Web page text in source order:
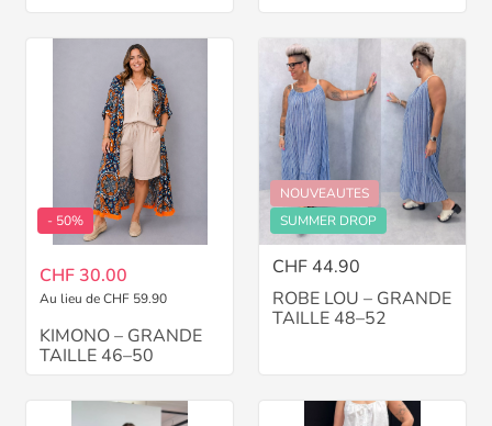
- 50%
CHF 30.00
Au lieu de CHF 59.90
KIMONO – GRANDE
TAILLE 46–50
NOUVEAUTES
SUMMER DROP
CHF 44.90
ROBE LOU – GRANDE
TAILLE 48–52